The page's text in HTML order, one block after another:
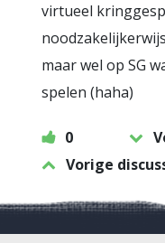
virtueel
maar wel op SG
spelen (haha)
0
Vorige